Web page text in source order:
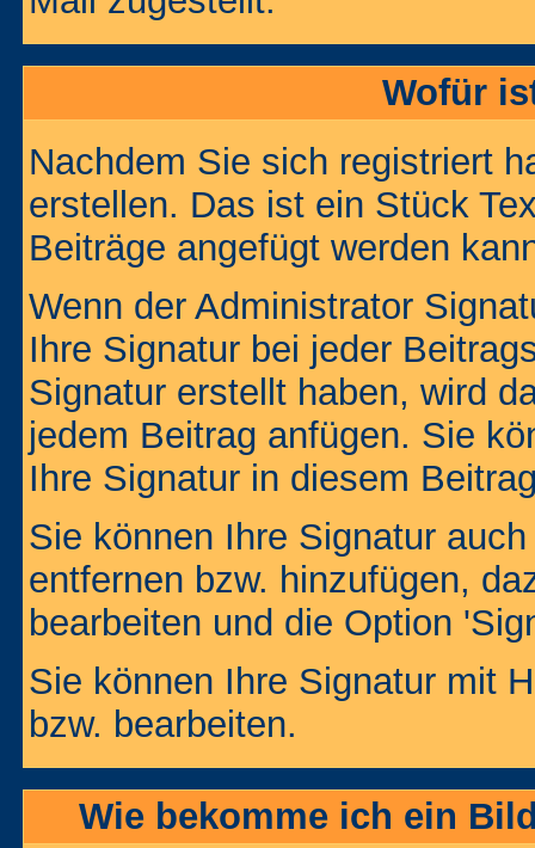
Wofür
Nachdem Sie sich registriert
erstellen. Das ist ein Stück
Beiträge angefügt werden
Wenn der Administrator
Ihre Signatur bei jeder
Signatur erstellt haben, wird
jedem Beitrag anfügen. Sie
Ihre Signatur in diesem
Sie können Ihre Signatur
entfernen bzw. hinzufügen,
bearbeiten und die Option
Sie können Ihre Signatur mit
bzw. bearbeiten.
Wie bekomme ich ein